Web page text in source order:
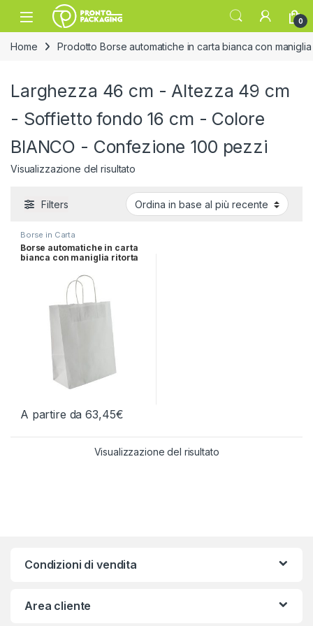
Skip to navigation
Skip to content
Open 0
Home Prodotto Borse automatiche in carta bianca con
Larghezza 46 cm - Altezza 49 cm
- Soffietto fondo 16 cm - Colore
BIANCO - Confezione 100 pezzi
Visualizzazione del risultato
Filters
Borse in Carta
Borse automatiche in carta
bianca con maniglia ritorta
A partire da63,45€
Questo prodotto ha più varianti. Le opzioni possono essere
Visualizzazione del risultato
Condizioni di vendita
Area cliente